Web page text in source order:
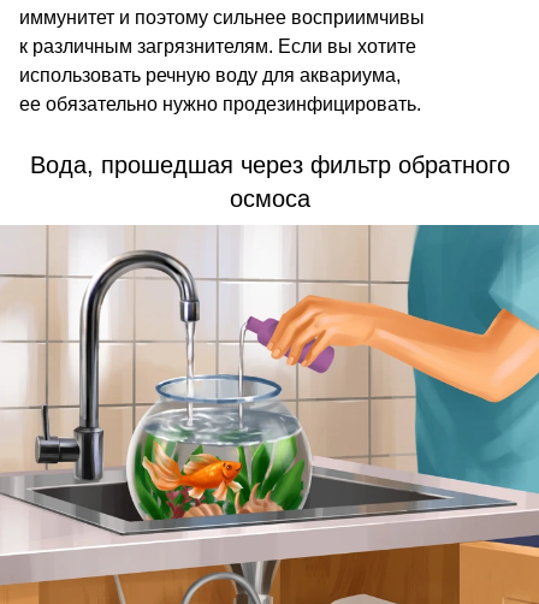
иммунитет и поэтому сильнее восприимчивы
к различным загрязнителям. Если вы хотите
использовать речную воду для аквариума,
ее обязательно нужно продезинфицировать.
Вода, прошедшая через фильтр обратного
осмоса